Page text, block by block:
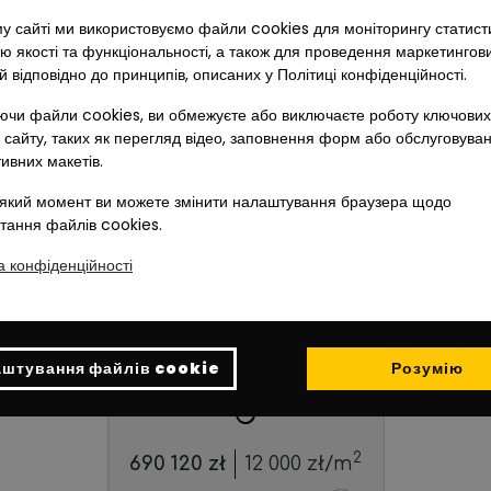
сайті ми використовуємо файли cookies для моніторингу
якості та функціональності, а також для проведення
відповідно до принципів, описаних у Політиці конфіденційності.
файли cookies, ви обмежуєте або виключаєте роботу ключових
сайту, таких як перегляд відео, заповнення форм або
макетів.
момент ви можете змінити налаштування браузера щодо
файлів cookies.
конфіденційності
файлів cookie Розумію
БАЛКОН
690 120 zł 12 000 zł/m 2